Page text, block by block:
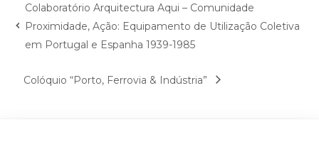
Colaboratório Arquitectura Aqui – Comunidade
Proximidade, Ação: Equipamento de Utilização Coletiva
em Portugal e Espanha 1939-1985
Colóquio “Porto, Ferrovia & Indústria”